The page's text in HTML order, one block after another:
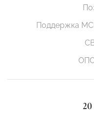
Поддержка